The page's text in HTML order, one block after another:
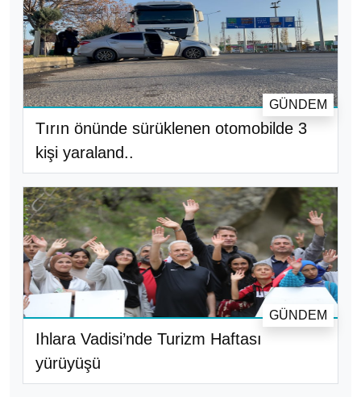
Tırın önünde sürüklenen otomobilde 3
kişi yaraland..
GÜNDEM
Ihlara Vadisi’nde Turizm Haftası
yürüyüşü
GÜNDEM